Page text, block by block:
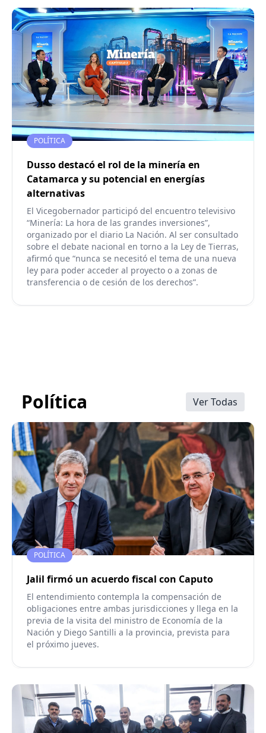
POLÍTICA
Dusso destacó el rol de la minería en
Catamarca y su potencial en energías
alternativas
El Vicegobernador participó del encuentro televisivo
“Minería: La hora de las grandes inversiones”,
organizado por el diario La Nación. Al ser consultado
sobre el debate nacional en torno a la Ley de Tierras,
afirmó que “nunca se necesitó el tema de una nueva
ley para poder acceder al proyecto o a zonas de
transferencia o de cesión de los derechos”.
Política Ver Todas
POLÍTICA
Jalil firmó un acuerdo fiscal con Caputo
El entendimiento contempla la compensación de
obligaciones entre ambas jurisdicciones y llega en la
previa de la visita del ministro de Economía de la
Nación y Diego Santilli a la provincia, prevista para
el próximo jueves.